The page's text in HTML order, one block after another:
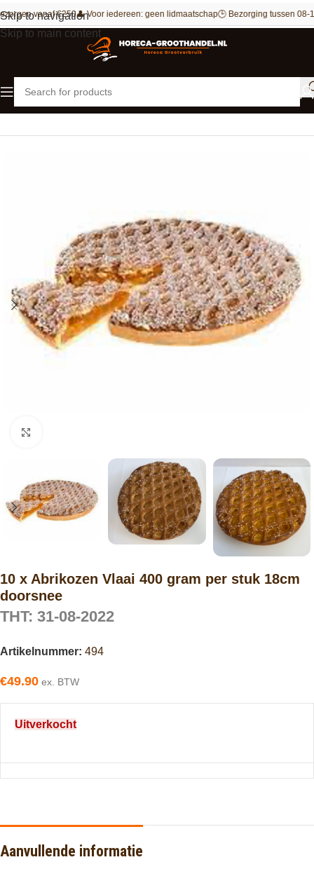
Skip to navigation
Skip to main content
vanaf €250👤 Voor iedereen: geen lidmaatschap🕒 Bezorging tussen 08-
Home Patisserie
10 x Abrikozen Vlaai 400 gram per stuk 18cm
doorsnee
THT: 31-08-2022
Artikelnummer: 494
€49.90 ex. BTW
Uitverkocht
Aanvullende informatie